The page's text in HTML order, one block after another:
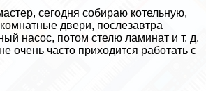
сегодня собираю котельную,
двери, послезавтра
насос, потом стелю ламинат и т. д.
очень часто приходится работать с